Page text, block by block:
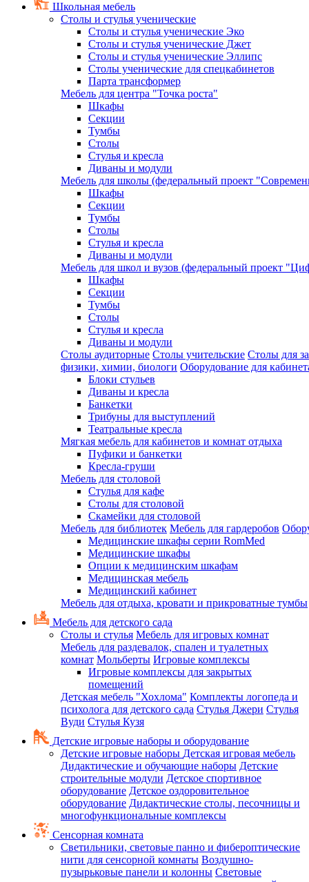
Школьная мебель
Столы и стулья ученические
Столы и стулья ученические Эко
Столы и стулья ученические Джет
Столы и стулья ученические Эллипс
Столы ученические для спецкабинетов
Парта трансформер
Мебель для центра "Точка роста"
Шкафы
Секции
Тумбы
Столы
Стулья и кресла
Диваны и модули
Мебель для школы (федеральный проект
Шкафы
Секции
Тумбы
Столы
Стулья и кресла
Диваны и модули
Мебель для школ и вузов (федеральный проект
Шкафы
Секции
Тумбы
Столы
Стулья и кресла
Диваны и модули
Столы аудиторные Столы учительские Столы для
физики, химии, биологи Оборудование для
Блоки стульев
Диваны и кресла
Банкетки
Трибуны для выступлений
Театральные кресла
Мягкая мебель для кабинетов и комнат отдыха
Пуфики и банкетки
Кресла-груши
Мебель для столовой
Cтулья для кафе
Cтолы для столовой
Скамейки для столовой
Мебель для библиотек Мебель для гардеробов
Медицинские шкафы серии RomMed
Медицинские шкафы
Опции к медицинским шкафам
Медицинская мебель
Медицинский кабинет
Мебель для отдыха, кровати и прикроватные тумбы
Мебель для детского сада
Столы и стулья Мебель для игровых комнат
Мебель для раздевалок, спален и туалетных
комнат Мольберты Игровые комплексы
Игровые комплексы для закрытых
помещений
Детская мебель "Хохлома" Комплекты логопеда и
психолога для детского сада Стулья Джери Стулья
Вуди Стулья Кузя
Детские игровые наборы и оборудование
Детские игровые наборы Детская игровая мебель
Дидактические и обучающие наборы Детские
строительные модули Детское спортивное
оборудование Детское оздоровительное
оборудование Дидактические столы, песочницы и
многофункциональные комплексы
Сенсорная комната
Светильники, световые панно и фибероптические
нити для сенсорной комнаты Воздушно-
пузырьковые панели и колонны Световые